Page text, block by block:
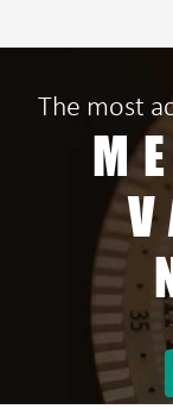
valor
con el
The most